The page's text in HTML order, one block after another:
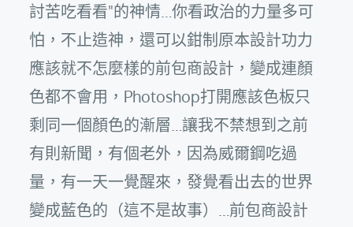
討苦吃看看"的神情…你看政治的力量多可
怕，不止造神，還可以鉗制原本設計功力
應該就不怎麼樣的前包商設計，變成連顏
色都不會用，Photoshop打開應該色板只
剩同一個顏色的漸層…讓我不禁想到之前
有則新聞，有個老外，因為威爾鋼吃過
量，有一天一覺醒來，發覺看出去的世界
變成藍色的（這不是故事）…前包商設計